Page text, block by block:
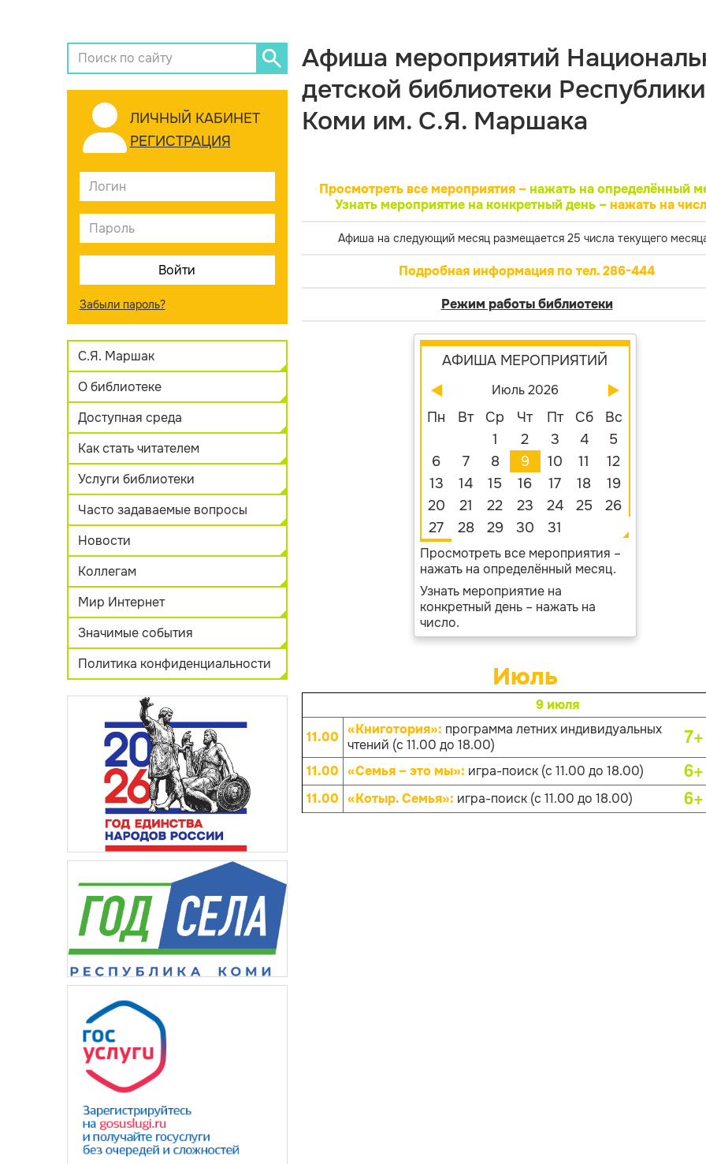
ЛИЧНЫЙ КАБИНЕТ
РЕГИСТРАЦИЯ
Забыли пароль?
С.Я. Маршак
О библиотеке
Доступная среда
Как стать читателем
Услуги библиотеки
Часто задаваемые вопросы
Новости
Коллегам
Мир Интернет
Значимые события
Политика конфиденциальности
Афиша мероприятий
детской библиотеки Республики
Коми им. С.Я. Маршака
Просмотреть все мероприятия – нажать на определённый
Узнать мероприятие на конкретный день –нажать на
Афиша на следующий месяц размещается 25 числа текущего
Подробная информация по тел. 286-444
Режим работы библиотеки
АФИША МЕРОПРИЯТИЙ
Июль 2026
Пн Вт Ср Чт Пт Сб
Вс
1
2 3 4
5
6
7 8 9 10 11
12
13
14 15 16 17 18
19
20
21 22 23 24 25
26
27
28 29 30 31
Просмотреть все мероприятия –
нажать на определённый месяц.
Узнать мероприятие на
конкретный день – нажать на
число.
Июль
9 июля
11.00 «Книготория»: программа летних индивидуальных
чтений (с 11.00 до 18.00)
7+
11.00 «Семья – это мы»: игра-поиск (с 11.00 до 18.00) 6+
11.00 «Котыр. Семья»: игра-поиск (с 11.00 до 18.00) 6+